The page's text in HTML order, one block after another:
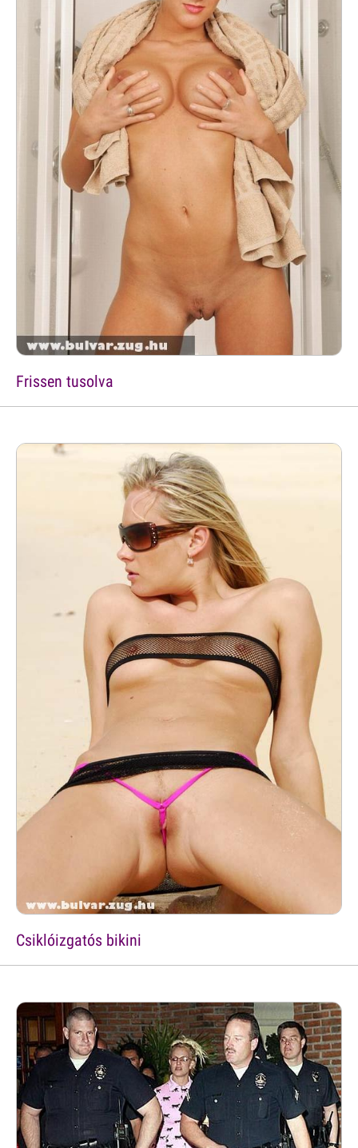
Frissen tusolva
Csiklóizgatós bikini